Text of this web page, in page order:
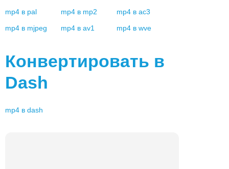
mp4 в pal mp4 в mp2 mp4 в ac3
mp4 в mjpeg mp4 в av1 mp4 в wve
Конвертировать в
Dash
mp4 в dash